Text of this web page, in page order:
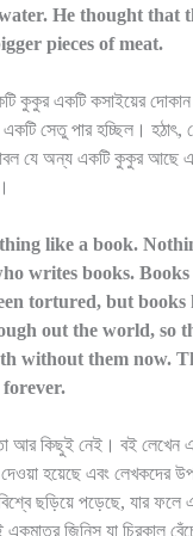
He thought that
pieces of meat.
কুকুর একটি কসাইয়ের
সেতু পার হচ্ছিল। হঠাৎ,
যে অন্য একটি কুকুর আছে
like a book.
writes books.
tortured, but books
out the world, so
without them now.
আর কিছুই নেই। বই লেখেন
হয়েছে এবং লেখকদের
ছড়িয়ে পড়েছে, যার
জিনিস যা চিরকাল